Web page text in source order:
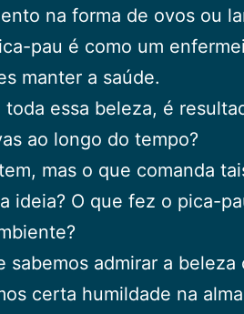
na forma de ovos ou
pau é como um
manter a saúde.
essa beleza, é
ao longo do tempo?
mas o que comanda
ideia? O que fez o pica-
sabemos admirar a beleza
certa humildade na